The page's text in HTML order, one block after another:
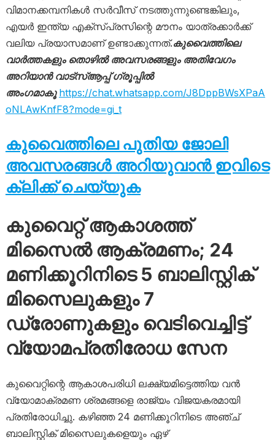
വിമാനക്കമ്പനികൾ സർവീസ് നടത്തുന്നുണ്ടെങ്കിലും,
എയർ ഇന്ത്യ എക്സ്പ്രസിന്റെ മൗനം യാത്രക്കാർക്ക്
വലിയ പ്രയാസമാണ് ഉണ്ടാക്കുന്നത്.കുവൈത്തിലെ
വാർത്തകളും തൊഴിൽ അവസരങ്ങളും അതിവേഗം
അറിയാൻ വാട്സ്ആപ്പ് ഗ്രൂപ്പിൽ
അംഗമാകൂ https://chat.whatsapp.com/J8DppBWsXPaA
oNLAwKnfF8?mode=gi_t
കുവൈത്തിലെ പുതിയ ജോലി
അവസരങ്ങൾ അറിയുവാൻ ഇവിടെ
ക്ലിക്ക് ചെയ്യുക
കുവൈറ്റ് ആകാശത്ത്
മിസൈൽ ആക്രമണം; 24
മണിക്കൂറിനിടെ 5 ബാലിസ്റ്റിക്
മിസൈലുകളും 7
ഡ്രോണുകളും വെടിവെച്ചിട്ട്
വ്യോമപ്രതിരോധ സേന
കുവൈറ്റിന്റെ ആകാശപരിധി ലക്ഷ്യമിട്ടെത്തിയ വൻ
വ്യോമാക്രമണ ശ്രമങ്ങളെ രാജ്യം വിജയകരമായി
പ്രതിരോധിച്ചു. കഴിഞ്ഞ 24 മണിക്കൂറിനിടെ അഞ്ച്
ബാലിസ്റ്റിക് മിസൈലുകളെയും ഏഴ്